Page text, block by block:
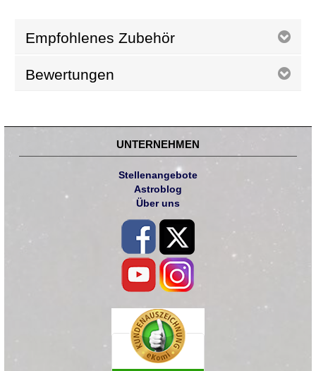
Empfohlenes Zubehör
Bewertungen
UNTERNEHMEN
Stellenangebote
Astroblog
Über uns